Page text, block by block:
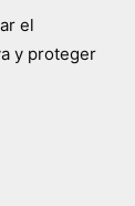
el
y proteger